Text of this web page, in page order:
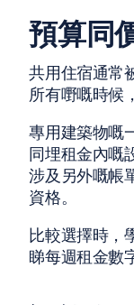
預算同
共用住宿通常
所有嘢嘅時候
專用建築物嘅
同埋租金內嘅
涉及另外嘅帳
資格。
比較選擇時，
睇每週租金數